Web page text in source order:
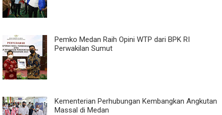
Pemko Medan Raih Opini WTP dari BPK RI
Perwakilan Sumut
Kementerian Perhubungan Kembangkan Angkutan
Massal di Medan